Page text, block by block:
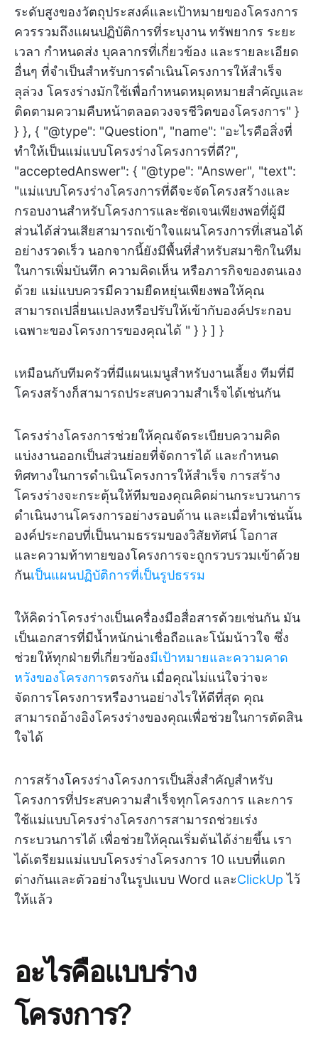
ระดับสูงของวัตถุประสงค์และเป้าหมายของโครงการ
ควรรวมถึงแผนปฏิบัติการที่ระบุงาน ทรัพยากร ระยะ
เวลา กำหนดส่ง บุคลากรที่เกี่ยวข้อง และรายละเอียด
อื่นๆ ที่จำเป็นสำหรับการดำเนินโครงการให้สำเร็จ
ลุล่วง โครงร่างมักใช้เพื่อกำหนดหมุดหมายสำคัญและ
ติดตามความคืบหน้าตลอดวงจรชีวิตของโครงการ" }
} }, { "@type": "Question", "name": "อะไรคือสิ่งที่
ทำให้เป็นแม่แบบโครงร่างโครงการที่ดี?",
"acceptedAnswer": { "@type": "Answer", "text":
"แม่แบบโครงร่างโครงการที่ดีจะจัดโครงสร้างและ
กรอบงานสำหรับโครงการและชัดเจนเพียงพอที่ผู้มี
ส่วนได้ส่วนเสียสามารถเข้าใจแผนโครงการที่เสนอได้
อย่างรวดเร็ว นอกจากนี้ยังมีพื้นที่สำหรับสมาชิกในทีม
ในการเพิ่มบันทึก ความคิดเห็น หรือภารกิจของตนเอง
ด้วย แม่แบบควรมีความยืดหยุ่นเพียงพอให้คุณ
สามารถเปลี่ยนแปลงหรือปรับให้เข้ากับองค์ประกอบ
เฉพาะของโครงการของคุณได้ " } } ] }
เหมือนกับทีมครัวที่มีแผนเมนูสำหรับงานเลี้ยง ทีมที่มี
โครงสร้างก็สามารถประสบความสำเร็จได้เช่นกัน
โครงร่างโครงการช่วยให้คุณจัดระเบียบความคิด
แบ่งงานออกเป็นส่วนย่อยที่จัดการได้ และกำหนด
ทิศทางในการดำเนินโครงการให้สำเร็จ การสร้าง
โครงร่างจะกระตุ้นให้ทีมของคุณคิดผ่านกระบวนการ
ดำเนินงานโครงการอย่างรอบด้าน และเมื่อทำเช่นนั้น
องค์ประกอบที่เป็นนามธรรมของวิสัยทัศน์ โอกาส
และความท้าทายของโครงการจะถูกรวบรวมเข้าด้วย
กันเป็นแผนปฏิบัติการที่เป็นรูปธรรม
ให้คิดว่าโครงร่างเป็นเครื่องมือสื่อสารด้วยเช่นกัน มัน
เป็นเอกสารที่มีน้ำหนักน่าเชื่อถือและโน้มน้าวใจ ซึ่ง
ช่วยให้ทุกฝ่ายที่เกี่ยวข้องมีเป้าหมายและความคาด
หวังของโครงการตรงกัน เมื่อคุณไม่แน่ใจว่าจะ
จัดการโครงการหรืองานอย่างไรให้ดีที่สุด คุณ
สามารถอ้างอิงโครงร่างของคุณเพื่อช่วยในการตัดสิน
ใจได้
การสร้างโครงร่างโครงการเป็นสิ่งสำคัญสำหรับ
โครงการที่ประสบความสำเร็จทุกโครงการ และการ
ใช้แม่แบบโครงร่างโครงการสามารถช่วยเร่ง
กระบวนการได้ เพื่อช่วยให้คุณเริ่มต้นได้ง่ายขึ้น เรา
ได้เตรียมแม่แบบโครงร่างโครงการ 10 แบบที่แตก
ต่างกันและตัวอย่างในรูปแบบ Word และClickUp ไว้
ให้แล้ว
อะไรคือแบบร่าง
โครงการ?